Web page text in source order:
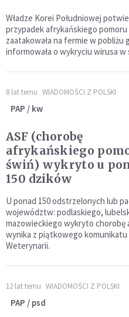
Władze Korei Południowej
przypadek afrykańskiego pomoru
zaatakowała na fermie w pobliżu
informowała o wykryciu wirusa
8 lat temu WIADOMOŚCI Z POLSKI
PAP / kw
ASF (chorobę
afrykańskiego
świń) wykryto u
150 dzików
U ponad 150 odstrzelonych lub
województw: podlaskiego,
mazowieckiego wykryto chorobę
wynika z piątkowego
Weterynarii.
12 lat temu WIADOMOŚCI Z POLSKI
PAP / psd